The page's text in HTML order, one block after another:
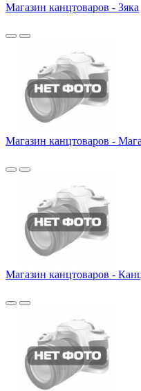
Магазин канцтоваров - Зяка
Магазин канцтоваров -
Магазин канцтоваров -